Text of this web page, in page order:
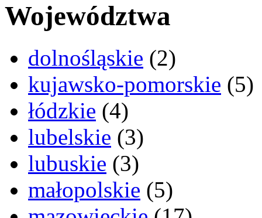
Województwa
dolnośląskie (2)
kujawsko-pomorskie (5)
łódzkie (4)
lubelskie (3)
lubuskie (3)
małopolskie (5)